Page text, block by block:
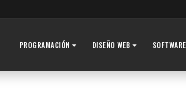
PROGRAMACIÓN DISEÑO WEB SOFTWARE